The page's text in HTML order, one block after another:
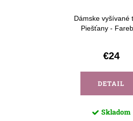
Dámske vyšívané
Piešťany -
€24
DETAIL
Skladom